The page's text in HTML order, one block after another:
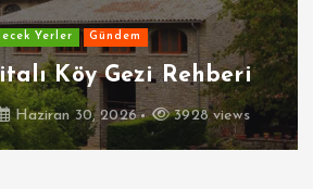
Yerler Gündem
Köy Gezi Rehberi
Haziran 30, 2026 3928 views